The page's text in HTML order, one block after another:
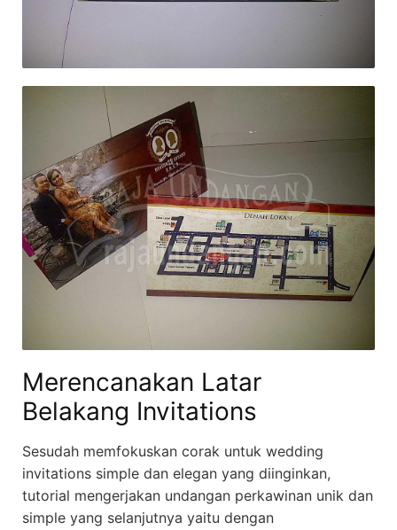
Merencanakan Latar
Belakang Invitations
Sesudah memfokuskan corak untuk wedding
invitations simple dan elegan yang diinginkan,
tutorial mengerjakan undangan perkawinan unik dan
simple yang selanjutnya yaitu dengan